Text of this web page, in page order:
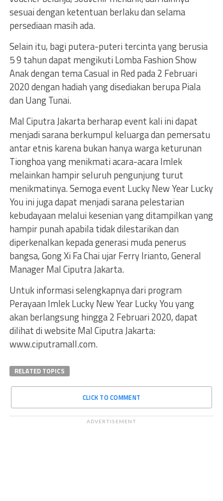
sesuai dengan ketentuan berlaku dan selama
persediaan masih ada.
Selain itu, bagi putera-puteri tercinta yang berusia
5 9 tahun dapat mengikuti Lomba Fashion Show
Anak dengan tema Casual in Red pada 2 Februari
2020 dengan hadiah yang disediakan berupa Piala
dan Uang Tunai.
Mal Ciputra Jakarta berharap event kali ini dapat
menjadi sarana berkumpul keluarga dan pemersatu
antar etnis karena bukan hanya warga keturunan
Tionghoa yang menikmati acara-acara Imlek
melainkan hampir seluruh pengunjung turut
menikmatinya. Semoga event Lucky New Year Lucky
You ini juga dapat menjadi sarana pelestarian
kebudayaan melalui kesenian yang ditampilkan yang
hampir punah apabila tidak dilestarikan dan
diperkenalkan kepada generasi muda penerus
bangsa, Gong Xi Fa Chai ujar Ferry Irianto, General
Manager Mal Ciputra Jakarta.
Untuk informasi selengkapnya dari program
Perayaan Imlek Lucky New Year Lucky You yang
akan berlangsung hingga 2 Februari 2020, dapat
dilihat di website Mal Ciputra Jakarta:
www.ciputramall.com.
RELATED TOPICS
CLICK TO COMMENT
ADVERTISEMENT